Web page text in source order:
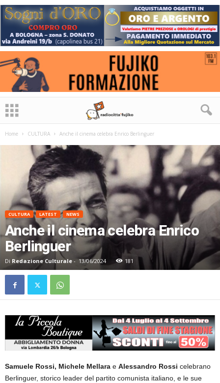
Home CULTURA Anche il cinema celebra Enrico Berlinguer
CULTURA LATEST NEWS
Anche il cinema celebra Enrico
Berlinguer
Di Redazione Culturale - 13/06/2024 181
Samuele Rossi, Michele Mellara e Alessandro Rossi celebrano
Berlinguer, storico leader del partito comunista italiano, e le sue